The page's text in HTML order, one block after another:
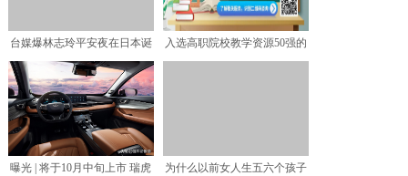
台媒爆林志玲平安夜在日本诞
下7斤重的男婴？当事人
入选高职院校教学资源50强的
曝光 | 将于10月中旬上市 瑞虎
为什么以前女人生五六个孩子